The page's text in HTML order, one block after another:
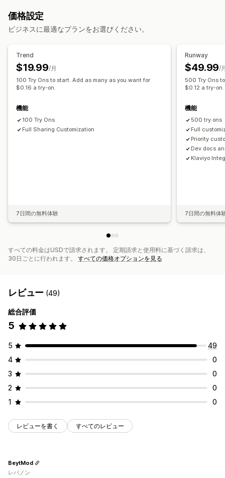
表示オプション
色とフォント
テンプレート 商品ページ
価格設定
ビジネスに最適なプランをお選びください。
Trend
$19.99/月
100 Try Ons to start. Add as many as you want for
$0.16 a try-on.
機能
100 Try Ons
Full Sharing Customization
7日間の無料体験
Runway
$49.99/
500 Try Ons
$0.12 a try-on.
機能
500 try ons
Full
Priority
Dev docs
Klaviyo
7日間の無料体
すべての料金はUSDで請求されます。 定期請求と使用料に基づく請求は、
30日ごとに行われます。 すべての価格オプションを見る
レビュー (49)
総合評価
5
5
49
4
0
3
0
2
0
1
0
レビューを書く すべてのレビュー
BeytMod
レバノン